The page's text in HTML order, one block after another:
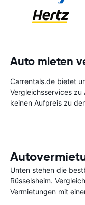
Auto mieten
Carrentals.de bietet
Vergleichsservices
keinen Aufpreis zu
Unten stehen die
Rüsselsheim.
Vermietungen mit